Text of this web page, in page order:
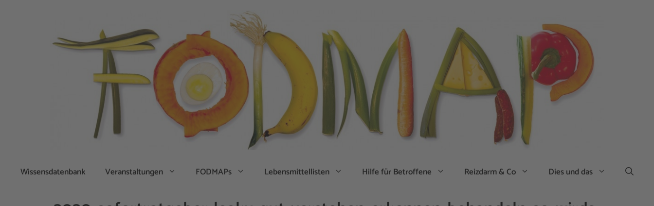
Wissensdatenbank Veranstaltungen FODMAPs Lebensmittellisten Hilfe für Betroffene Reizdarm & Co Dies und das